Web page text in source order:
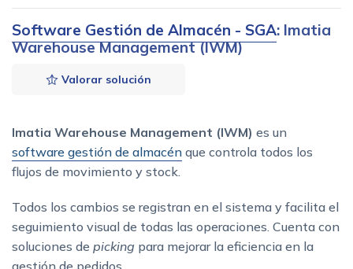
Software Gestión de Almacén - SGA: Imatia
Warehouse Management (IWM)
Valorar solución
Imatia Warehouse Management (IWM) es un
software gestión de almacén que controla todos los
flujos de movimiento y stock.
Todos los cambios se registran en el sistema y facilita el
seguimiento visual de todas las operaciones. Cuenta con
soluciones de picking para mejorar la eficiencia en la